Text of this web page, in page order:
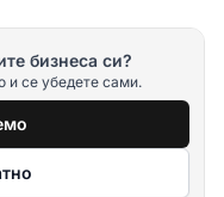
бизнеса си?
и се убедете сами.